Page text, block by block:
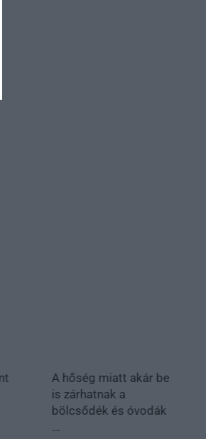
A hőség miatt akár be
is zárhatnak a
bölcsődék és óvodák
...